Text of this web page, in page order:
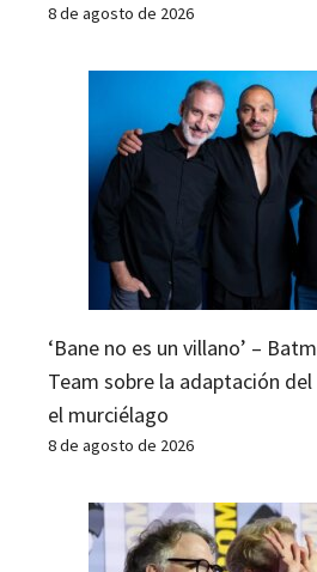
8 de agosto de 2026
‘Bane no es un villano’ –
Team sobre la adaptación
el murciélago
8 de agosto de 2026